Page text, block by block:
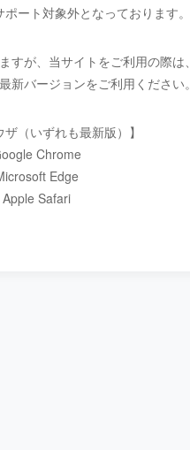
ート対象外となっております。
すが、当サイトをご利用の際は、
新バージョンをご利用ください。
ザ（いずれも最新版）】
Chrome
Edge
Apple Safari